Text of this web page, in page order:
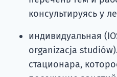
консультируясь у
индивидуальная
organizacja
стационара,